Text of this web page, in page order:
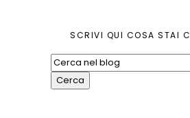
SCRIVI QUI COSA STAI